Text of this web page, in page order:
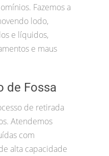
Fazemos a
lodo,
e líquidos,
e maus
de Fossa
de retirada
Atendemos
com
alta capacidade